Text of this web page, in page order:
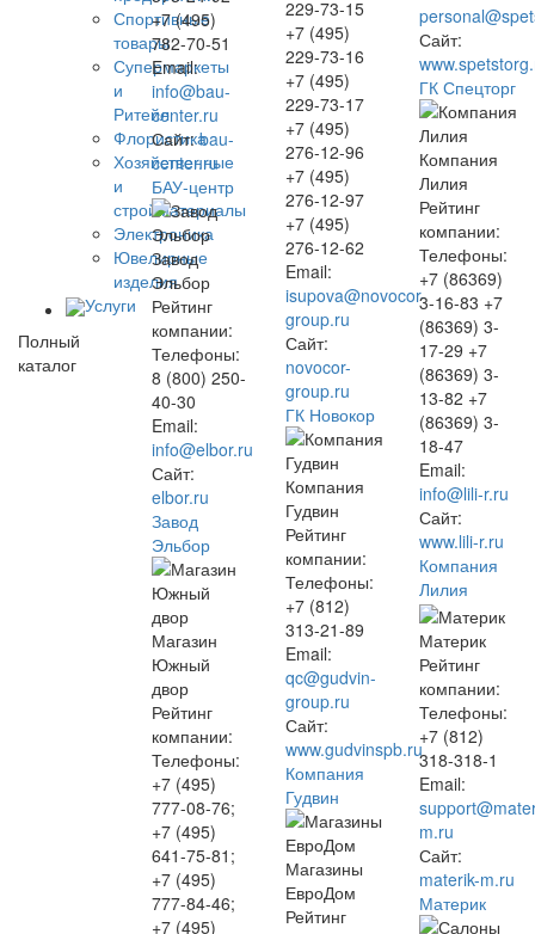
Спортивные
товары
Супермаркеты
и
Ритейл
Флористика
Хозяйственные
и
стройматериалы
Электроника
Ювелирные
изделия
Услуги
Полный
каталог
+7 (495)
782-70-51
Email:
info@bau-
center.ru
Сайт: bau-
center.ru
БАУ-центр
Завод
Эльбор
Рейтинг
компании:
Телефоны:
8 (800) 250-
40-30
Email:
info@elbor.ru
Сайт:
elbor.ru
Завод
Эльбор
Магазин
Южный
двор
Рейтинг
компании:
Телефоны:
+7 (495)
777-08-76;
+7 (495)
641-75-81;
+7 (495)
777-84-46;
+7 (495)
229-73-15
+7 (495)
229-73-16
+7 (495)
229-73-17
+7 (495)
276-12-96
+7 (495)
276-12-97
+7 (495)
276-12-62
Email:
isupova@novocor-
group.ru
Сайт:
novocor-
group.ru
ГК Новокор
Компания
Гудвин
Рейтинг
компании:
Телефоны:
+7 (812)
313-21-89
Email:
qc@gudvin-
group.ru
Сайт:
www.gudvinspb.ru
Компания
Гудвин
Магазины
ЕвроДом
Рейтинг
Сайт:
ГК Спецторг
Компания
Лилия
Рейтинг
компании:
Телефоны:
+7 (86369)
3-16-83 +7
(86369) 3-
17-29 +7
(86369) 3-
13-82 +7
(86369) 3-
18-47
Email:
info@lili-r.ru
Сайт:
www.lili-r.ru
Компания
Лилия
Материк
Рейтинг
компании:
Телефоны:
+7 (812)
318-318-1
Email:
m.ru
Сайт:
materik-m.ru
Материк